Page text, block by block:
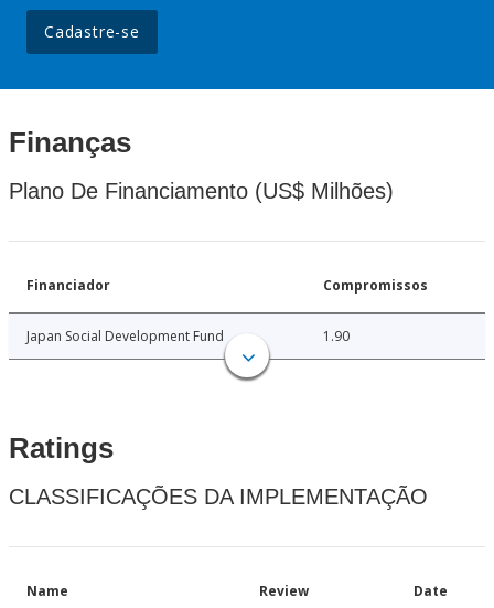
Cadastre-se
Finanças
Plano De Financiamento (US$ Milhões)
Financiador Compromissos
Japan Social Development Fund 1.90
Ratings
CLASSIFICAÇÕES DA IMPLEMENTAÇÃO
Name Review Date